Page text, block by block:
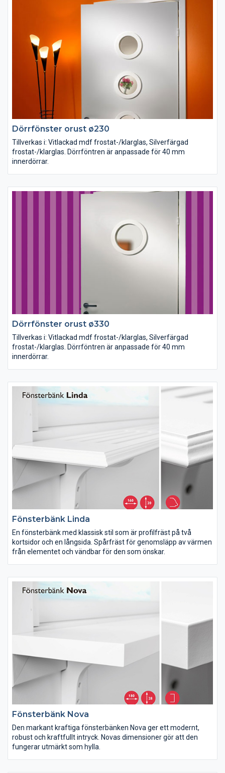
Dörrfönster orust ø230
Tillverkas i: Vitlackad mdf frostat-/klarglas, Silverfärgad
frostat-/klarglas. Dörrföntren är anpassade för 40 mm
innerdörrar.
Dörrfönster orust ø330
Tillverkas i: Vitlackad mdf frostat-/klarglas, Silverfärgad
frostat-/klarglas. Dörrföntren är anpassade för 40 mm
innerdörrar.
Fönsterbänk Linda
En fönsterbänk med klassisk stil som är profilfräst på två
kortsidor och en långsida. Spårfräst för genomsläpp av värmen
från elementet och vändbar för den som önskar.
Fönsterbänk Nova
Den markant kraftiga fönsterbänken Nova ger ett modernt,
robust och kraftfullt intryck. Novas dimensioner gör att den
fungerar utmärkt som hylla.